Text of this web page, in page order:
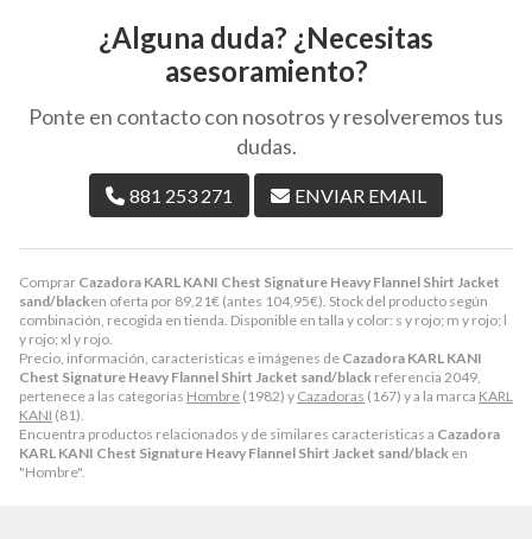
Comprar Cazadora KARL KANI Chest Signature Heavy Flannel Shirt Jacket
sand/blacken oferta por 89,21€ (antes 104,95€). Stock del producto según
combinación, recogida en tienda. Disponible en talla y color: s y rojo; m y rojo; l
y rojo; xl y rojo.
Precio, información, características e imágenes de Cazadora KARL KANI
Chest Signature Heavy Flannel Shirt Jacket sand/black referencia 2049,
pertenece a las categorías Hombre (1982) y Cazadoras (167) y a la marca KARL
KANI (81).
Encuentra productos relacionados y de similares características a Cazadora
KARL KANI Chest Signature Heavy Flannel Shirt Jacket sand/black en
"Hombre".
¿Alguna duda? ¿Necesitas
asesoramiento?
Ponte en contacto con nosotros y resolveremos tus
dudas.
881 253 271 ENVIAR EMAIL